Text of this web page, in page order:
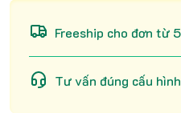
Freeship cho đơn từ
Tư vấn đúng cấu hình